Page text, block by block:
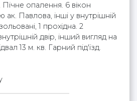
Пічне опалення. 6 вікон
ак. Павлова, інші у внутрішній
1 прохідна. 2
двір, інший вигляд на
13 м. кв. Гарний під'їзд.